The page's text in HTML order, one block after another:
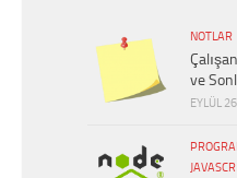
NOTLAR
ve
EYLÜL